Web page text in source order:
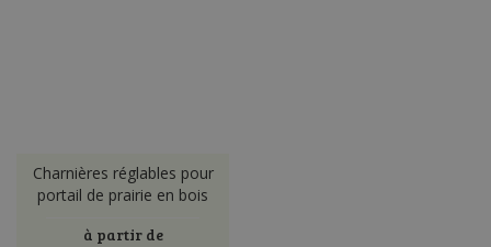
Charnières réglables pour
portail de prairie en bois
à partir de